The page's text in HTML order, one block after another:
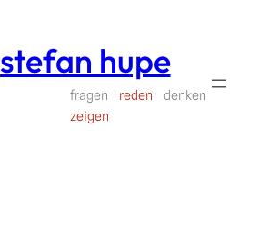
stefan hupe
fragen reden
denken
zeigen